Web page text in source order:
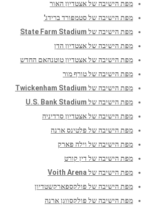
מפת הישיבה של אצטדיון האור
מפת הישיבה של סטמפורד ברידג'
מפת הישיבה של State Farm Stadium
מפת הישיבה של אצטדיון הדן
מפת הישיבה של אצטדיון טוטנהאם החדש
מפת הישיבה של טורף מור
מפת הישיבה של Twickenham Stadium
מפת הישיבה של U.S. Bank Stadium
מפת הישיבה של אצטדיון סרדיניה
מפת הישיבה של פלטינס ארנה
מפת הישיבה של וילה פארק
מפת הישיבה של דין קורט
מפת הישיבה של Voith Arena
מפת הישיבה של פולקספארקשטדיון
מפת הישיבה של פולקסווגן ארנה